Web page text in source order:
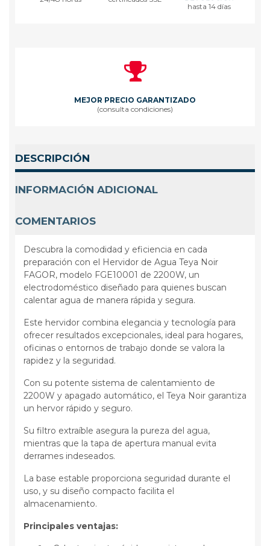
hasta 14 días
MEJOR PRECIO GARANTIZADO
(consulta condiciones)
DESCRIPCIÓN
INFORMACIÓN ADICIONAL
COMENTARIOS
Descubra la comodidad y eficiencia en cada
preparación con el Hervidor de Agua Teya Noir
FAGOR, modelo FGE10001 de 2200W, un
electrodoméstico diseñado para quienes buscan
calentar agua de manera rápida y segura.
Este hervidor combina elegancia y tecnología para
ofrecer resultados excepcionales, ideal para hogares,
oficinas o entornos de trabajo donde se valora la
rapidez y la seguridad.
Con su potente sistema de calentamiento de
2200W y apagado automático, el Teya Noir garantiza
un hervor rápido y seguro.
Su filtro extraíble asegura la pureza del agua,
mientras que la tapa de apertura manual evita
derrames indeseados.
La base estable proporciona seguridad durante el
uso, y su diseño compacto facilita el
almacenamiento.
Principales ventajas: